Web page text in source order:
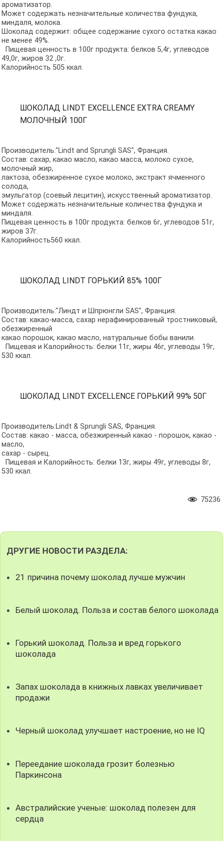
ароматизатор.
Может содержать незначительные количества фундука,
миндаля, молока.
Шоколад содержит: общее содержание сухого остатка какао
не менее 49%.
Пищевая ценность в 100г продукта: белков 5,4г, углеводов
49,0г, жиров 32 ,0г.
Калорийность 505 ккал.
ШОКОЛАД LINDT EXCELLENCE EXTRA CREAMY
МОЛОЧНЫЙ 100Г
Производитель:"Lindt and Sprungli SAS", Франция.
Состав: сахар, какао масло, какао масса, молоко сухое,
молочный жир,
лактоза, обезжиренное сухое молоко, экстракт ячменного
солода,
эмульгатор (соевый лецитин), искусственный ароматизатор.
Может содержать незначительные количества фундука и
миндаля.
Пищевая ценность в 100г продукта: белков 6г, углеводов 51г,
жиров 37г.
Калорийность560 ккал.
ШОКОЛАД LINDT ГОРЬКИЙ 85% 100Г
Производитель:"Линдт и Шпрюнгли SAS", Франция.
Состав: какао-масса, сахар нерафинированный тростниковый,
обезжиренный
какао порошок, какао масло, натуральные бобы ванили.
Пищевая и Калорийность: белки 11г, жиры 46г, углеводы 19г,
530 ккал.
ШОКОЛАД LINDT ЕXCELLENCE ГОРЬКИЙ 99% 50Г
Производитель:Lindt & Sprungli SAS, Франция.
Состав: какао - масса, обезжиренный какао - порошок, какао -
масло,
сахар - сырец.
Пищевая и Калорийность: белки 13г, жиры 49г, углеводы 8г,
530 ккал.
75236
ДРУГИЕ НОВОСТИ РАЗДЕЛА:
21 причина почему шоколад лучше мужчин
Белый шоколад. Польза и состав белого шоколада
Горький шоколад. Польза и вред горького
шоколада
Запах шоколада в книжных лавках увеличивает
продажи
Черный шоколад улучшает настроение, но не IQ
Переедание шоколада грозит болезнью
Паркинсона
Австралийские ученые: шоколад полезен для
сердца